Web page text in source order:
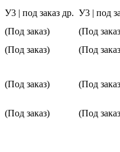
У3 | под заказ др. У3 | под
(Под заказ)
(Под
(Под заказ)
(Под
(Под заказ) (Под
(Под заказ) (Под